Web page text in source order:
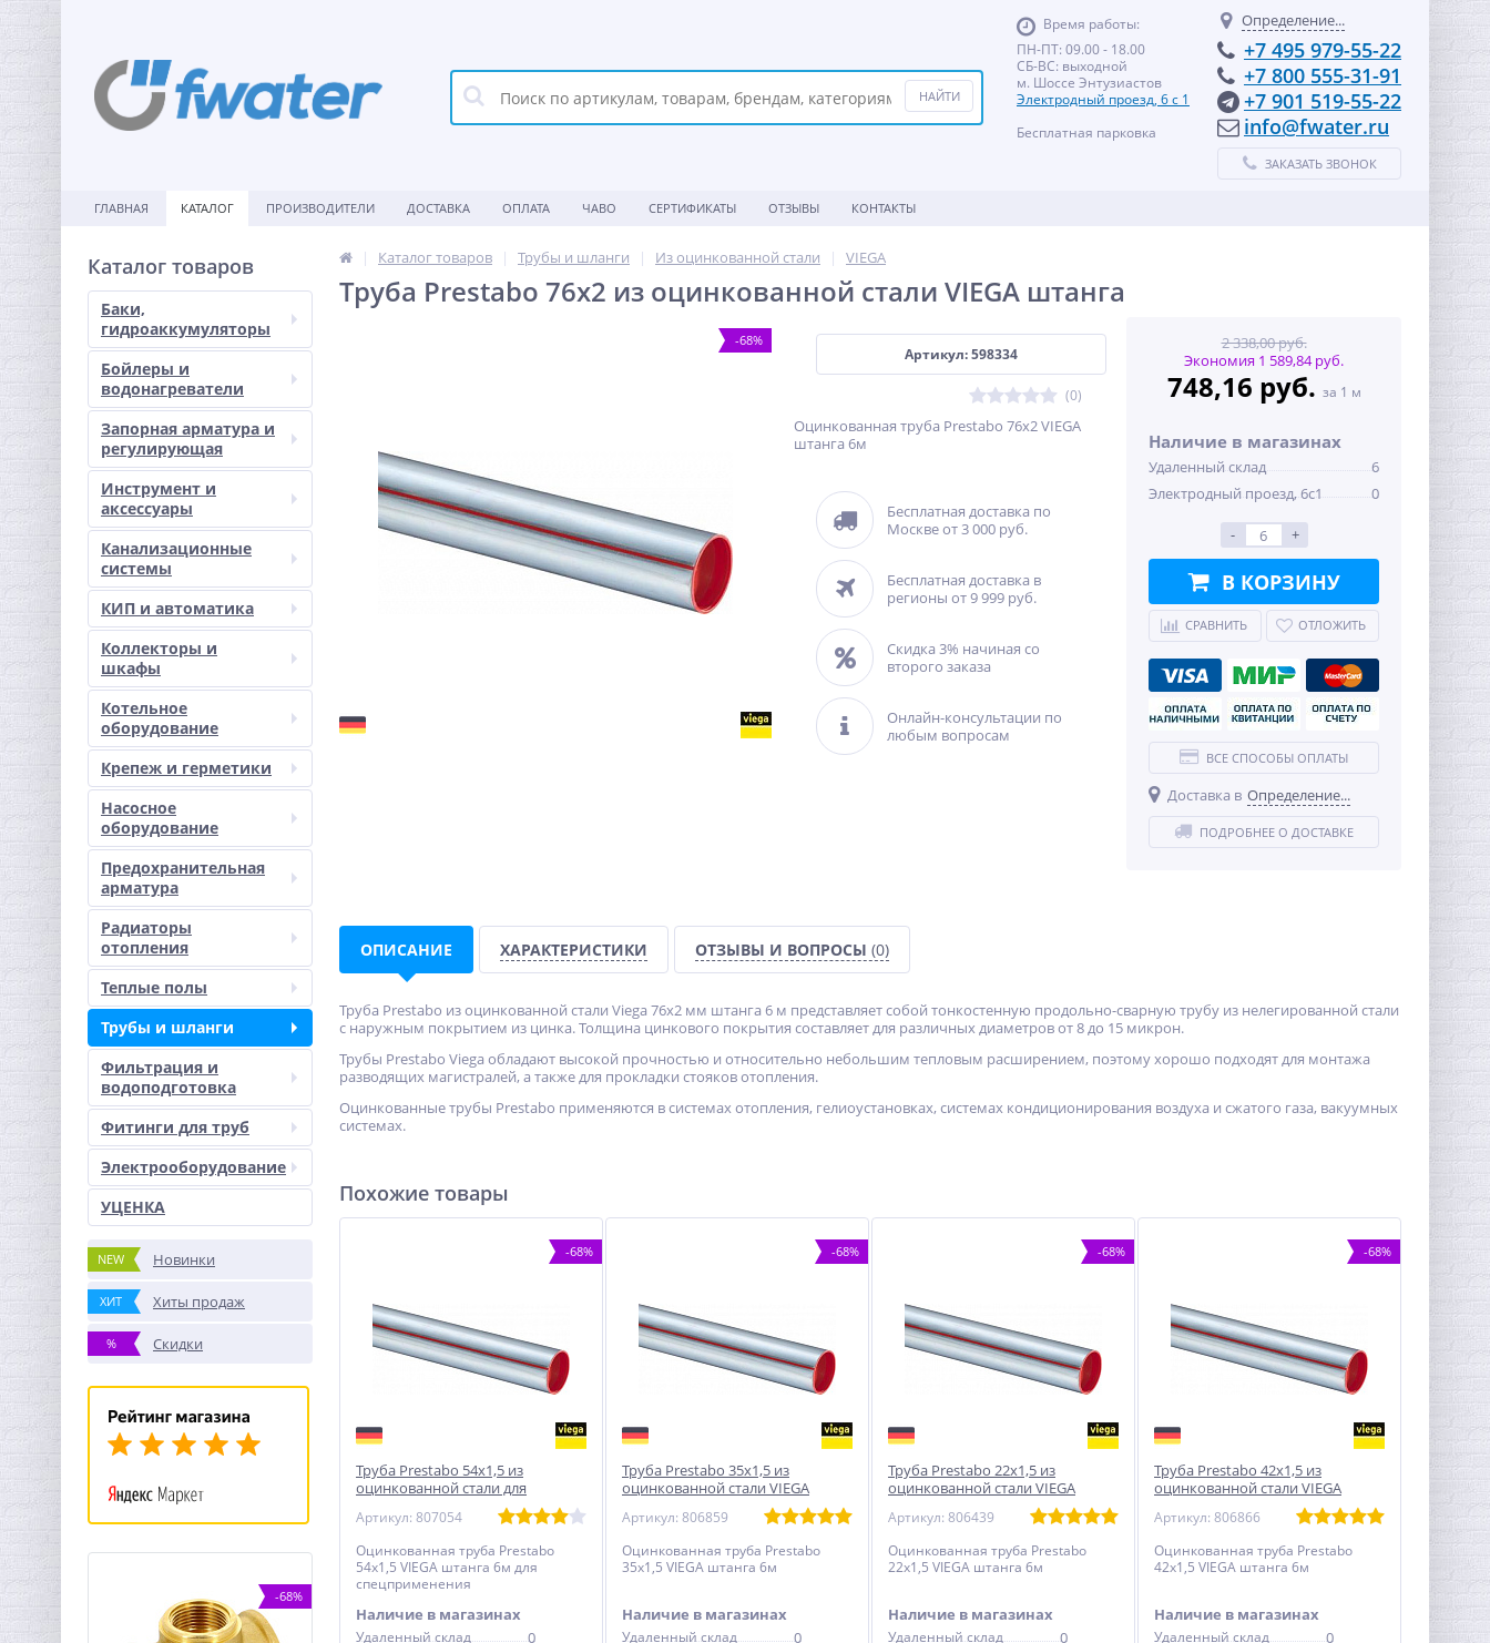
Время работы:
ПН-ПТ: 09.00 - 18.00
СБ-ВС: выходной
м. Шоссе Энтузиастов
Электродный проезд, 6 с 1
Бесплатная парковка
Определение...
+7 495 979-55-22
+7 800 555-31-91
+7 901 519-55-22
info@fwater.ru
ЗАКАЗАТЬ ЗВОНОК
ГЛАВНАЯ КАТАЛОГ ПРОИЗВОДИТЕЛИ ДОСТАВКА ОПЛАТА ЧАВО СЕРТИФИКАТЫ ОТЗЫВЫ КОНТАКТЫ
Каталог товаров
Баки,
гидроаккумуляторы
Бойлеры и
водонагреватели
Запорная арматура и
регулирующая
Инструмент и
аксессуары
Канализационные
системы
КИП и автоматика
Коллекторы и
шкафы
Котельное
оборудование
Крепеж и герметики
Насосное
оборудование
Предохранительная
арматура
Радиаторы
отопления
Теплые полы
Трубы и шланги
Фильтрация и
водоподготовка
Фитинги для труб
Электрооборудование
УЦЕНКА
NEW Новинки
ХИТ Хиты продаж
% Скидки
-68%
Каталог товаров Трубы и шланги Из оцинкованной стали VIEGA
Труба Prestabo 76х2 из оцинкованной стали VIEGA штанга
-68%
Артикул: 598334
(0)
Оцинкованная труба Prestabo 76х2 VIEGA
штанга 6м
Бесплатная доставка по
Москве от 3 000 руб.
Бесплатная доставка в
регионы от 9 999 руб.
Скидка 3% начиная со
второго заказа
Онлайн-консультации по
любым вопросам
2 338,00 руб.
Экономия 1 589,84 руб.
748,16 руб. за 1 м
Наличие в магазинах
Удаленный склад
6
Электродный проезд, 6с1
0
- +
В КОРЗИНУ
СРАВНИТЬ ОТЛОЖИТЬ
ВСЕ СПОСОБЫ ОПЛАТЫ
Доставка в Определение...
ПОДРОБНЕЕ О ДОСТАВКЕ
ОПИСАНИЕ ХАРАКТЕРИСТИКИ ОТЗЫВЫ И ВОПРОСЫ (0)
Труба Prestabo из оцинкованной стали Viega 76х2 мм штанга 6 м представляет собой тонкостенную продольно-сварную трубу из нелегированной стали
с наружным покрытием из цинка. Толщина цинкового покрытия составляет для различных диаметров от 8 до 15 микрон.
Трубы Prestabo Viega обладают высокой прочностью и относительно небольшим тепловым расширением, поэтому хорошо подходят для монтажа
разводящих магистралей, а также для прокладки стояков отопления.
Оцинкованные трубы Prestabo применяются в системах отопления, гелиоустановках, системах кондиционирования воздуха и сжатого газа, вакуумных
системах.
Похожие товары
-68%
Труба Prestabo 54х1,5 из
оцинкованной стали для
спецприменения VIEGA штанга
Артикул: 807054
Оцинкованная труба Prestabo
54х1,5 VIEGA штанга 6м для
спецприменения
Наличие в магазинах
Удаленный склад 0
-68%
Труба Prestabo 35х1,5 из
оцинкованной стали VIEGA
Артикул: 806859
Оцинкованная труба Prestabo
35х1,5 VIEGA штанга 6м
Наличие в магазинах
Удаленный склад 0
-68%
Труба Prestabo 22х1,5 из
оцинкованной стали VIEGA
Артикул: 806439
Оцинкованная труба Prestabo
22х1,5 VIEGA штанга 6м
Наличие в магазинах
Удаленный склад 0
-68%
Труба Prestabo 42х1,5 из
оцинкованной стали VIEGA
Артикул: 806866
Оцинкованная труба Prestabo
42х1,5 VIEGA штанга 6м
Наличие в магазинах
Удаленный склад 0